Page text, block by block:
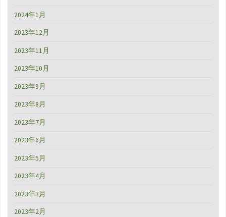
2024年1月
2023年12月
2023年11月
2023年10月
2023年9月
2023年8月
2023年7月
2023年6月
2023年5月
2023年4月
2023年3月
2023年2月